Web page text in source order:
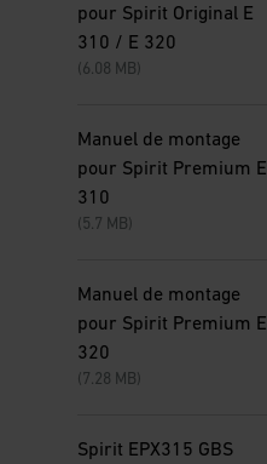
pour Spirit Original E
310 / E 320
(6.08 MB)
Manuel de montage
pour Spirit Premium E
310
(5.7 MB)
Manuel de montage
pour Spirit Premium E
320
(7.28 MB)
Spirit EPX315 GBS